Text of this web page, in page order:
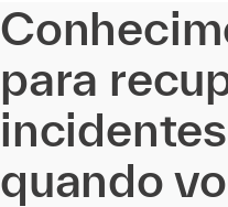
para
quando